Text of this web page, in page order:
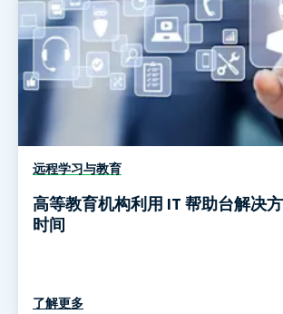
远程学习与教育
高等教育机构利用 IT 帮助台解决
时间
了解更多